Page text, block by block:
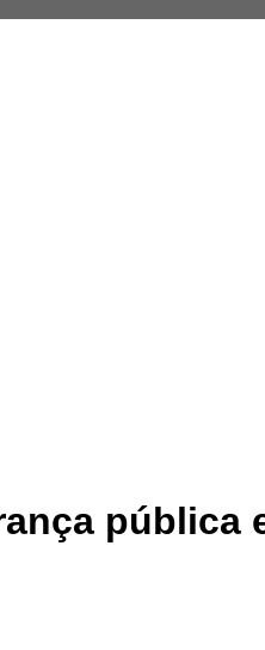
pública